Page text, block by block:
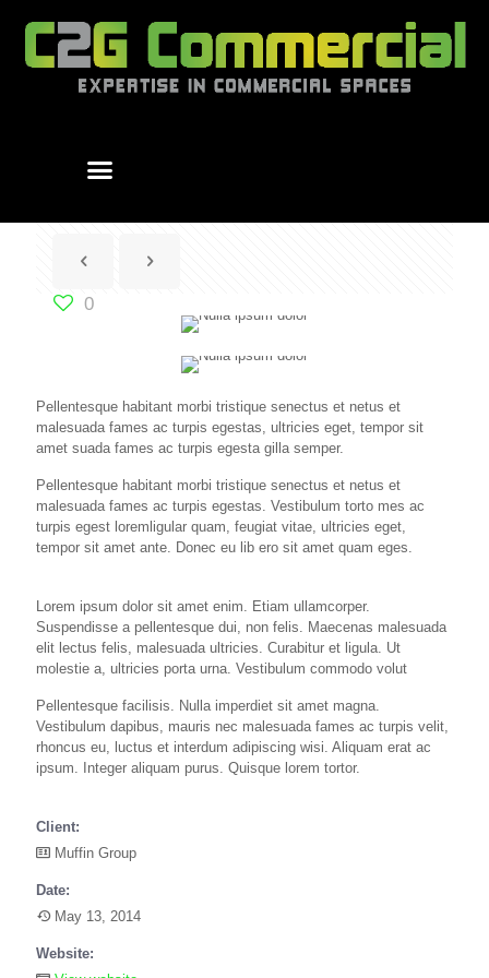
0
Pellentesque habitant morbi tristique senectus et netus et
malesuada fames ac turpis egestas, ultricies eget, tempor sit
amet suada fames ac turpis egesta gilla semper.
Pellentesque habitant morbi tristique senectus et netus et
malesuada fames ac turpis egestas. Vestibulum torto mes ac
turpis egest loremligular quam, feugiat vitae, ultricies eget,
tempor sit amet ante. Donec eu lib ero sit amet quam eges.
Lorem ipsum dolor sit amet enim. Etiam ullamcorper.
Suspendisse a pellentesque dui, non felis. Maecenas malesuada
elit lectus felis, malesuada ultricies. Curabitur et ligula. Ut
molestie a, ultricies porta urna. Vestibulum commodo volut
Pellentesque facilisis. Nulla imperdiet sit amet magna.
Vestibulum dapibus, mauris nec malesuada fames ac turpis velit,
rhoncus eu, luctus et interdum adipiscing wisi. Aliquam erat ac
ipsum. Integer aliquam purus. Quisque lorem tortor.
Client:
Muffin Group
Date:
May 13, 2014
Website: